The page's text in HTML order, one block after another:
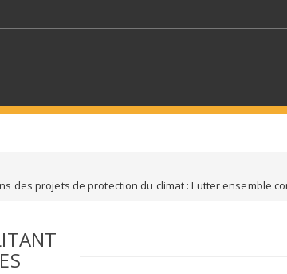
SÉLECTIONNEZ UNE CATÉGORIE
des projets de protection du climat : Lutter ensemble